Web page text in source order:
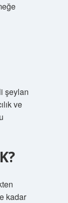
şeylan
ve
kadar